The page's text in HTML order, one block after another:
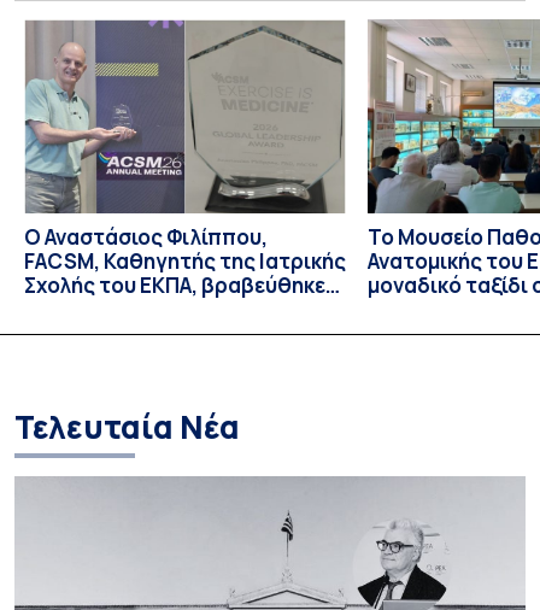
PDS) στο πλαίσιο της διεθνούς κλινικής μελέτης Sightspire
σε ασθενή 82 ετών με ηλικιακή εκφύλιση ωχράς υγρού
τύπου. Το ένθεμα αυτό αποτελεί καινοτόμο θεραπεία για
ασθενείς με νεοαγγειακή ηλικιακή εκφύλιση ωχράς, […]
Ο Αναστάσιος Φιλίππου,
FACSM, Καθηγητής της Ιατρικής
Σχολής του ΕΚΠΑ, βραβεύθηκε
Global Leadership Award 2026
Το Μουσείο
Ανατομικής του
μοναδικό ταξίδι
Τελευταία Νέα